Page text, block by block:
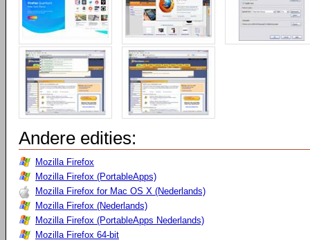
Andere edities:
Mozilla Firefox
Mozilla Firefox (PortableApps)
Mozilla Firefox for Mac OS X (Nederlands)
Mozilla Firefox (Nederlands)
Mozilla Firefox (PortableApps Nederlands)
Mozilla Firefox 64-bit